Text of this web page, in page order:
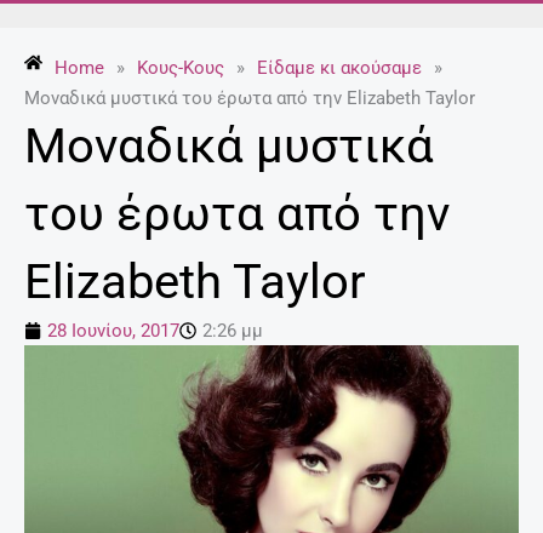
-
p
Home » Κους-Κους » Είδαμε κι ακούσαμε
»
Μοναδικά μυστικά του έρωτα από την Elizabeth Taylor
Μοναδικά μυστικά
του έρωτα από την
Elizabeth Taylor
28 Ιουνίου, 2017 2:26 μμ